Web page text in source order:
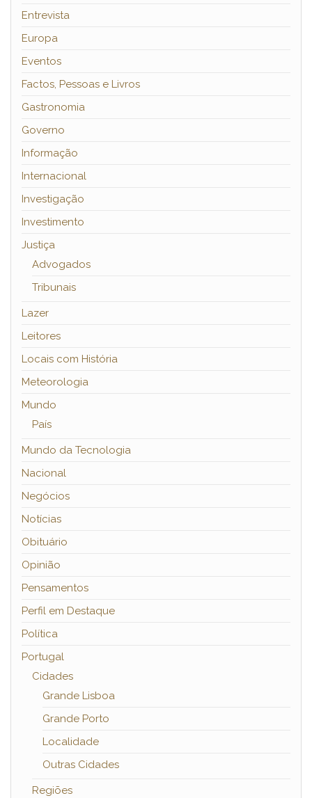
Entrevista
Europa
Eventos
Factos, Pessoas e Livros
Gastronomia
Governo
Informação
Internacional
Investigação
Investimento
Justiça
Advogados
Tribunais
Lazer
Leitores
Locais com História
Meteorologia
Mundo
País
Mundo da Tecnologia
Nacional
Negócios
Notícias
Obituário
Opinião
Pensamentos
Perfil em Destaque
Política
Portugal
Cidades
Grande Lisboa
Grande Porto
Localidade
Outras Cidades
Regiões